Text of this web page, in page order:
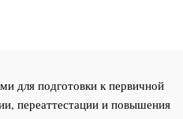
для подготовки к первичной
переаттестации и повышения